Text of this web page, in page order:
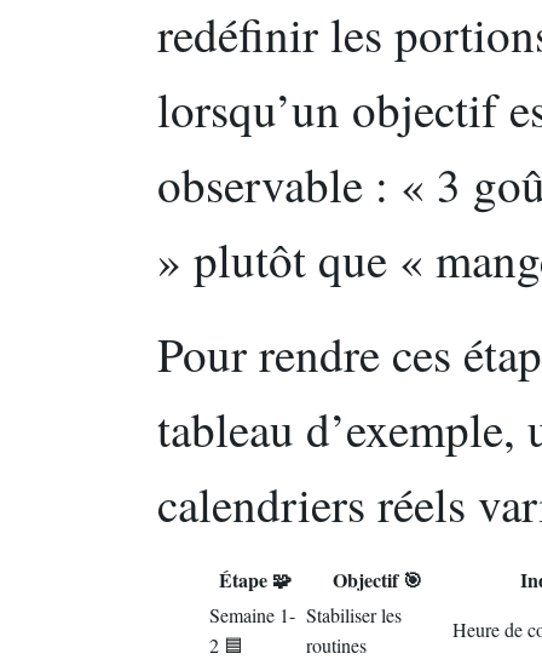
redéfinir les
lorsqu’un objectif
observable : « 3
» plutôt que «
Pour rendre ces
tableau
calendriers réels
Étape 🧩 Objectif 🎯
Semaine 1-
2 🟦
Stabiliser les
routines
Heure de